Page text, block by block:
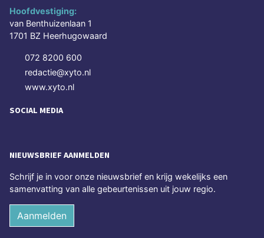
Hoofdvestiging:
van Benthuizenlaan 1
1701 BZ Heerhugowaard
072 8200 600
redactie@xyto.nl
www.xyto.nl
SOCIAL MEDIA
NIEUWSBRIEF AANMELDEN
Schrijf je in voor onze nieuwsbrief en krijg wekelijks een
samenvatting van alle gebeurtenissen uit jouw regio.
Aanmelden